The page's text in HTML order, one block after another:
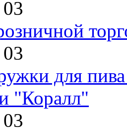
для
"Коралл"